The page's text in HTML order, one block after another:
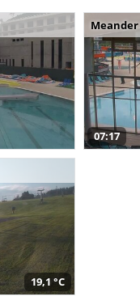
Meander
07:17
19,1 °C